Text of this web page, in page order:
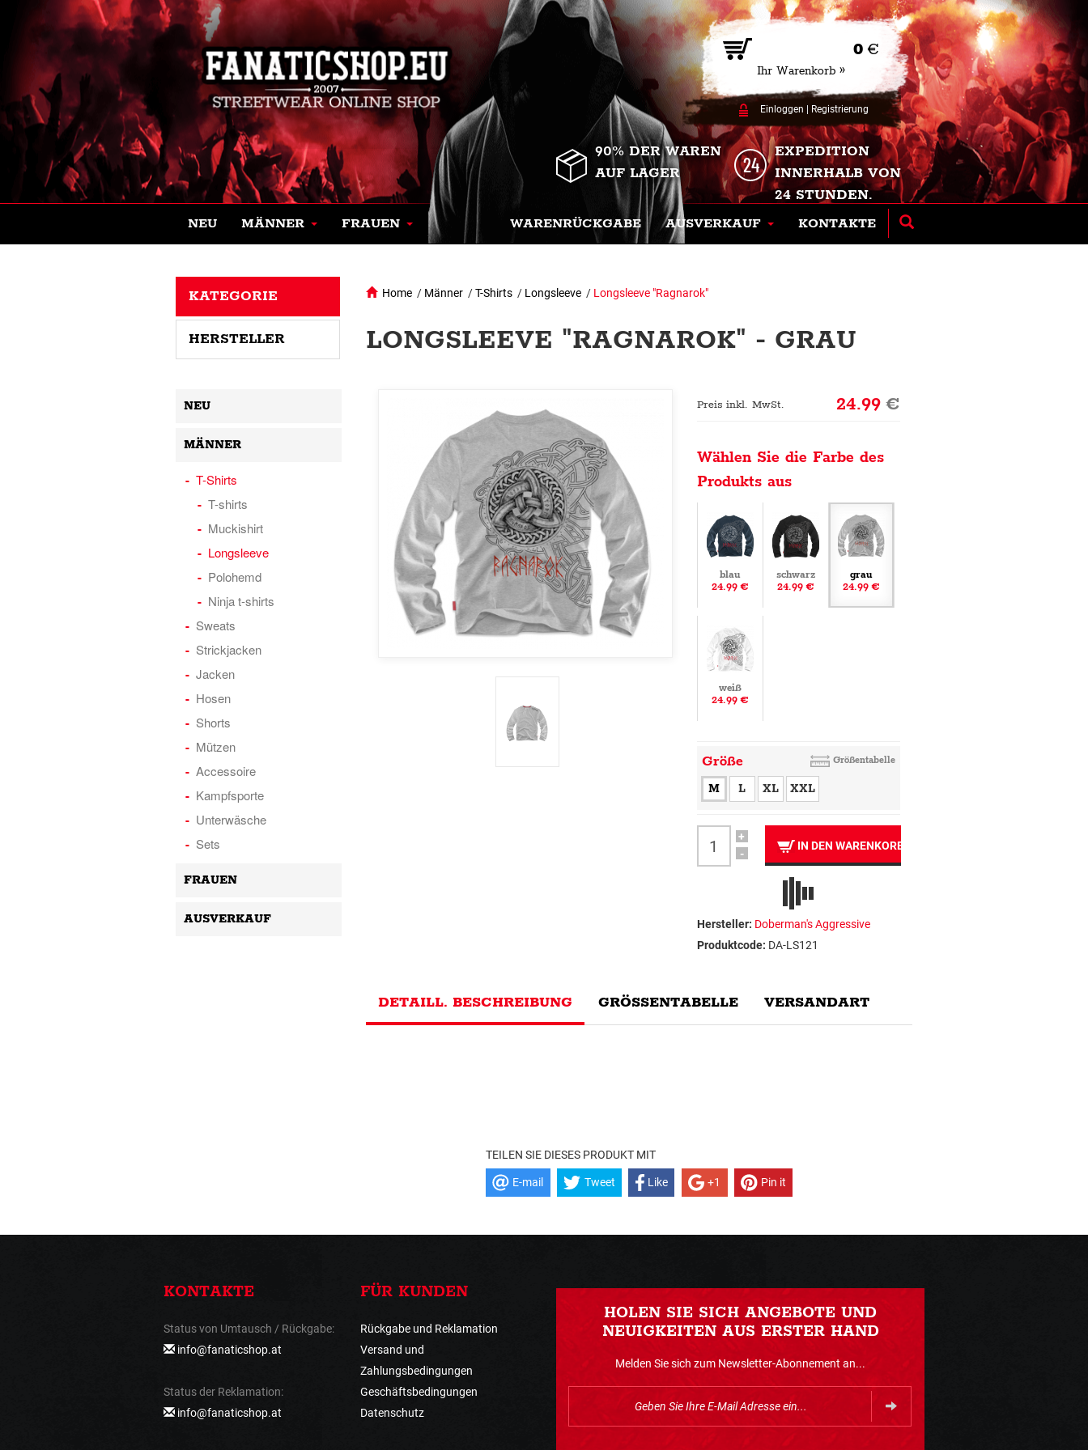
0 €
Ihr Warenkorb »
Einloggen Registrierung
90% DER WAREN
AUF LAGER
EXPEDITION
INNERHALB VON
24 STUNDEN.
NEU MÄNNER FRAUEN WARENRÜCKGABE AUSVERKAUF KONTAKTE
Home / Männer /T-Shirts / Longsleeve / Longsleeve "Ragnarok"
LONGSLEEVE "RAGNAROK" - GRAU
Preis inkl. MwSt. 24.99€
Wählen Sie die Farbe des
Produkts aus
blau
24.99 €
schwarz
24.99 €
grau
24.99 €
weiß
24.99 €
Größe Größentabelle
M L XL XXL
+
-
IN DEN WARENKORB
Hersteller: Doberman's Aggressive
Produktcode: DA-LS121
DETAILL. BESCHREIBUNG GRÖSSENTABELLE VERSANDART
TEILEN SIE DIESES PRODUKT MIT
E-mail Tweet Like +1 Pin it
KATEGORIE
HERSTELLER
NEU
MÄNNER
T-Shirts
T-shirts
Muckishirt
Longsleeve
Polohemd
Ninja t-shirts
Sweats
Strickjacken
Jacken
Hosen
Shorts
Mützen
Accessoire
Kampfsporte
Unterwäsche
Sets
FRAUEN
AUSVERKAUF
KONTAKTE
Status von Umtausch / Rückgabe:
info@fanaticshop.at
Status der Reklamation:
info@fanaticshop.at
FÜR KUNDEN
Rückgabe und Reklamation
Versand und
Zahlungsbedingungen
Geschäftsbedingungen
Datenschutz
HOLEN SIE SICH ANGEBOTE UND
NEUIGKEITEN AUS ERSTER HAND
Melden Sie sich zum Newsletter-Abonnement an...